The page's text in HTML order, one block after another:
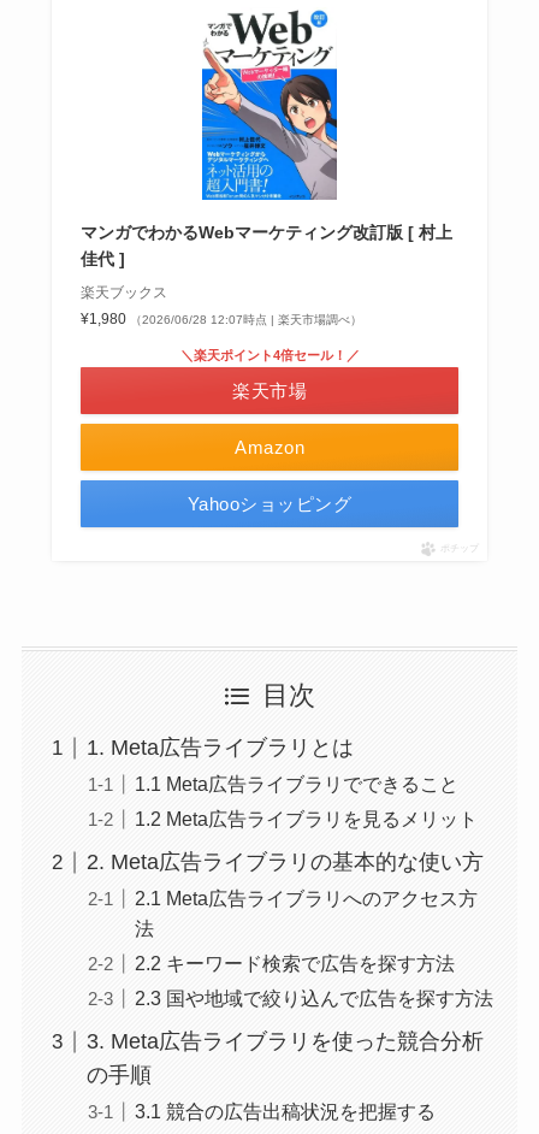
マンガでわかるWebマーケティング改訂版 [ 村上
佳代 ]
楽天ブックス
¥1,980
（2026/06/28 12:07時点 | 楽天市場調べ）
Amazon
＼楽天ポイント4倍セール！／
楽天市場
Yahooショッピング
ポチップ
目次
1. Meta広告ライブラリとは
1.1 Meta広告ライブラリでできること
1.2 Meta広告ライブラリを見るメリット
2. Meta広告ライブラリの基本的な使い方
2.1 Meta広告ライブラリへのアクセス方
法
2.2 キーワード検索で広告を探す方法
2.3 国や地域で絞り込んで広告を探す方法
3. Meta広告ライブラリを使った競合分析
の手順
3.1 競合の広告出稿状況を把握する